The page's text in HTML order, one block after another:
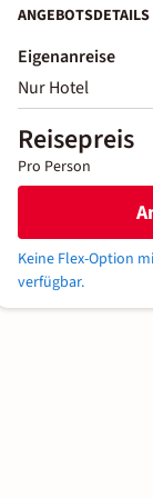
ANGEBOTSDETAILS
Eigenanreise
Nur Hotel
Reisepreis
Pro Person
Keine Flex-Option
verfügbar.